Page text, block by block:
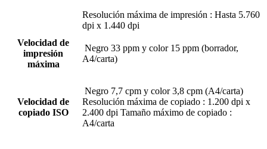
Resolución máxima de impresión : Hasta 5.760
dpi x 1.440 dpi
Velocidad de
impresión
máxima
Negro 33 ppm y color 15 ppm (borrador,
A4/carta)
Velocidad de
copiado ISO
Negro 7,7 cpm y color 3,8 cpm (A4/carta)
Resolución máxima de copiado : 1.200 dpi x
2.400 dpi Tamaño máximo de copiado :
A4/carta